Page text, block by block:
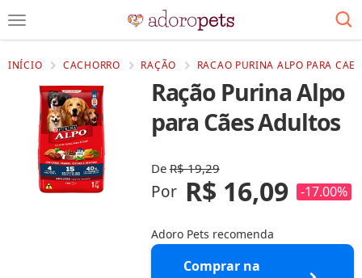
INÍCIO CACHORRO RAÇÃO RACAO PURINA ALPO PARA
Ração Purina Alpo
para Cães Adultos
DeR$ 19,29
Por R$ 16,09 -17.00%
Adoro Pets recomenda
Comprar na